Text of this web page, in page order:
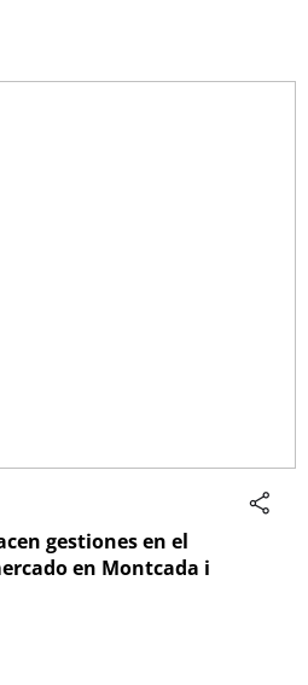
gestiones en el
en Montcada i